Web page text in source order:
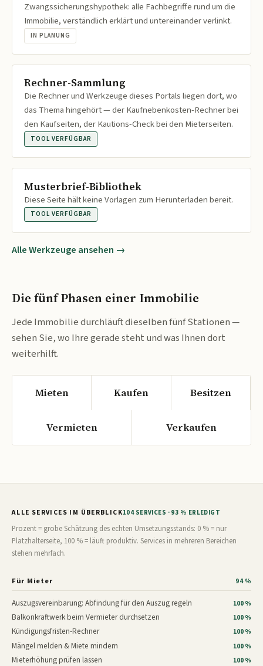
Zwangssicherungshypothek: alle Fachbegriffe rund um die
Immobilie, verständlich erklärt und untereinander verlinkt.
IN PLANUNG
Rechner-Sammlung
Die Rechner und Werkzeuge dieses Portals liegen dort, wo
das Thema hingehört — der Kaufnebenkosten-Rechner bei
den Kaufseiten, der Kautions-Check bei den Mieterseiten.
TOOL VERFÜGBAR
Musterbrief-Bibliothek
Diese Seite hält keine Vorlagen zum Herunterladen bereit.
TOOL VERFÜGBAR
Alle Werkzeuge ansehen →
Die fünf Phasen einer Immobilie
Jede Immobilie durchläuft dieselben fünf Stationen —
sehen Sie, wo Ihre gerade steht und was Ihnen dort
weiterhilft.
Mieten Kaufen Besitzen
Vermieten Verkaufen
ALLE SERVICES IM ÜBERBLICK104 SERVICES · 93 % ERLEDIGT
Prozent = grobe Schätzung des echten Umsetzungsstands: 0 % = nur
Platzhalterseite, 100 % = läuft produktiv. Services in mehreren Bereichen
stehen mehrfach.
Für Mieter 94 %
Auszugsvereinbarung: Abfindung für den Auszug regeln 100 %
Balkonkraftwerk beim Vermieter durchsetzen 100 %
Kündigungsfristen-Rechner 100 %
Mängel melden & Miete mindern 100 %
Mieterhöhung prüfen lassen 100 %